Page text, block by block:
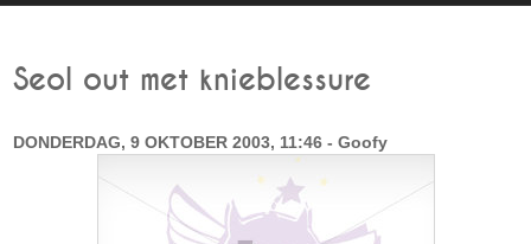
Seol out met knieblessure
DONDERDAG, 9 OKTOBER 2003, 11:46 - Goofy